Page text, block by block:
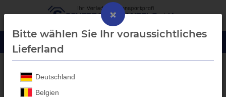
Laubgitter Aufbau
×
Bitte wählen Sie Ihr voraussichtliches
Lieferland
Deutschland
Belgien